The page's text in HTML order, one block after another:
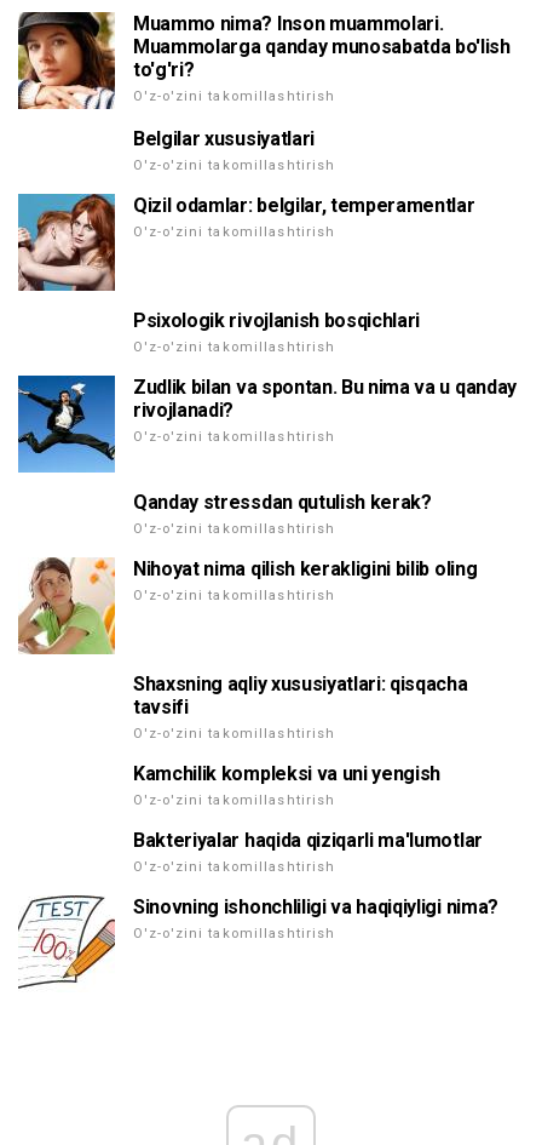
Muammo nima? Inson muammolari.
Muammolarga qanday munosabatda bo'lish
to'g'ri?
O'z-o'zini takomillashtirish
Belgilar xususiyatlari
O'z-o'zini takomillashtirish
Qizil odamlar: belgilar, temperamentlar
O'z-o'zini takomillashtirish
Psixologik rivojlanish bosqichlari
O'z-o'zini takomillashtirish
Zudlik bilan va spontan. Bu nima va u qanday
rivojlanadi?
O'z-o'zini takomillashtirish
Qanday stressdan qutulish kerak?
O'z-o'zini takomillashtirish
Nihoyat nima qilish kerakligini bilib oling
O'z-o'zini takomillashtirish
Shaxsning aqliy xususiyatlari: qisqacha
tavsifi
O'z-o'zini takomillashtirish
Kamchilik kompleksi va uni yengish
O'z-o'zini takomillashtirish
Bakteriyalar haqida qiziqarli ma'lumotlar
O'z-o'zini takomillashtirish
Sinovning ishonchliligi va haqiqiyligi nima?
O'z-o'zini takomillashtirish